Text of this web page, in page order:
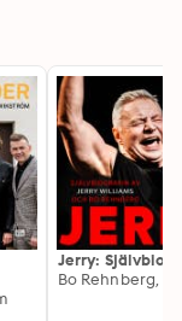
Jerry: